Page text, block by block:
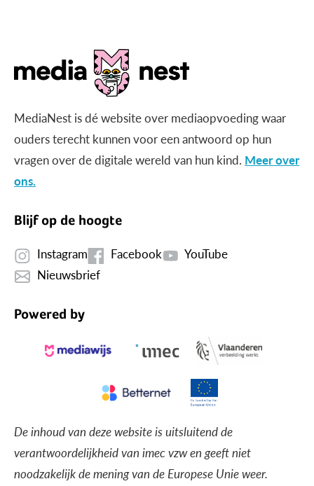
MediaNest is dé website over mediaopvoeding waar
ouders terecht kunnen voor een antwoord op hun
vragen over de digitale wereld van hun kind. Meer over
ons.
Blijf op de hoogte
Instagram Facebook
YouTube
Nieuwsbrief
Powered by
De inhoud van deze website is uitsluitend de
verantwoordelijkheid van imec vzw en geeft niet
noodzakelijk de mening van de Europese Unie weer.